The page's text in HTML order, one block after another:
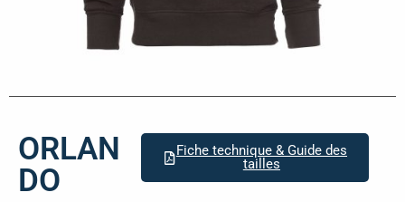
ORLAN
DO
Fiche technique & Guide des
tailles